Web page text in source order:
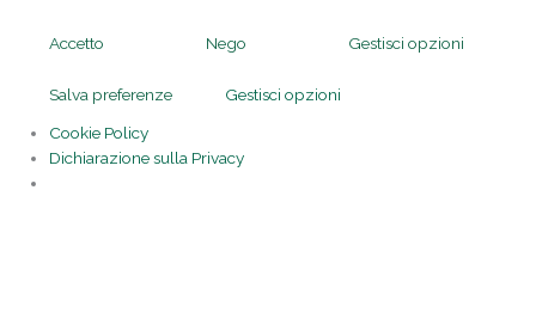
Accetto Nego Gestisci opzioni
Salva preferenze
Gestisci opzioni
Cookie Policy
Dichiarazione sulla Privacy